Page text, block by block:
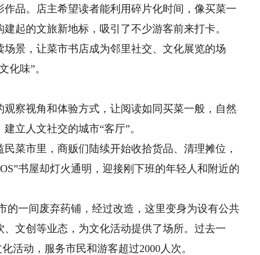
品。店主希望读者能利用碎片化时间，像买菜一
起的文旅新地标，吸引了不少游客前来打卡。
景，让菜市书店成为邻里社交、文化展览的场
化味”。
视角和体验方式，让阅读如同买菜一般，自然
立人文社交的城市“客厅”。
市里，商贩们陆续开始收拾货品、清理摊位，
书屋却灯火通明，迎接刚下班的年轻人和附近的
一间废弃药铺，经过改造，这里变身为设有公共
文创等业态，为文化活动提供了场所。过去一
活动，服务市民和游客超过2000人次。